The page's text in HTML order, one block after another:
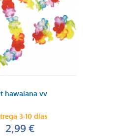
hawaiana vv
3-10 días
2,99 €